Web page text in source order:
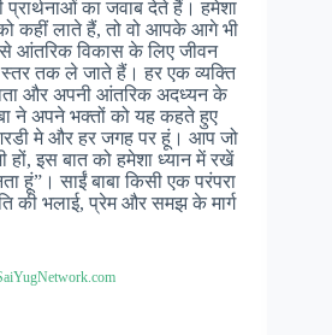
प्रार्थनाओं का जवाब देते हैं। हमेशा
कहीं लाते हैं, तो वो आपके आगे भी
से आंतरिक विकास के लिए जीवन
स्तर तक ले जाते हैं। हर एक व्यक्ति
और अपनी आंतरिक अदध्यन के
ने अपने भक्तों को यह कहते हुए
मे और हर जगह पर हूं। आप जो
इस बात को हमेशा ध्यान में रखें
हूं”। साईं बाबा किसी एक परंपरा
की भलाई, प्रेम और समझ के मार्ग